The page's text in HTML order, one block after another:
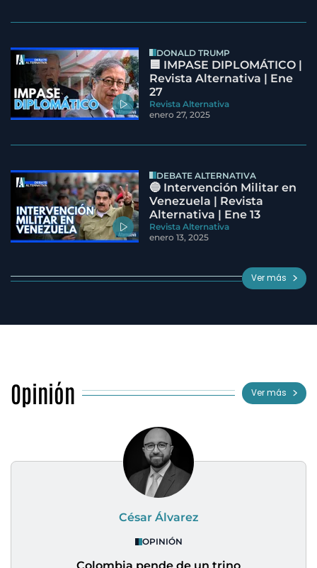
DONALD TRUMP
🟦 IMPASE DIPLOMÁTICO |
Revista Alternativa | Ene
27
Revista Alternativa
enero 27, 2025
DEBATE ALTERNATIVA
🔵 Intervención Militar en
Venezuela | Revista
Alternativa | Ene 13
Revista Alternativa
enero 13, 2025
Ver más
Opinión Ver más
César Álvarez
OPINIÓN